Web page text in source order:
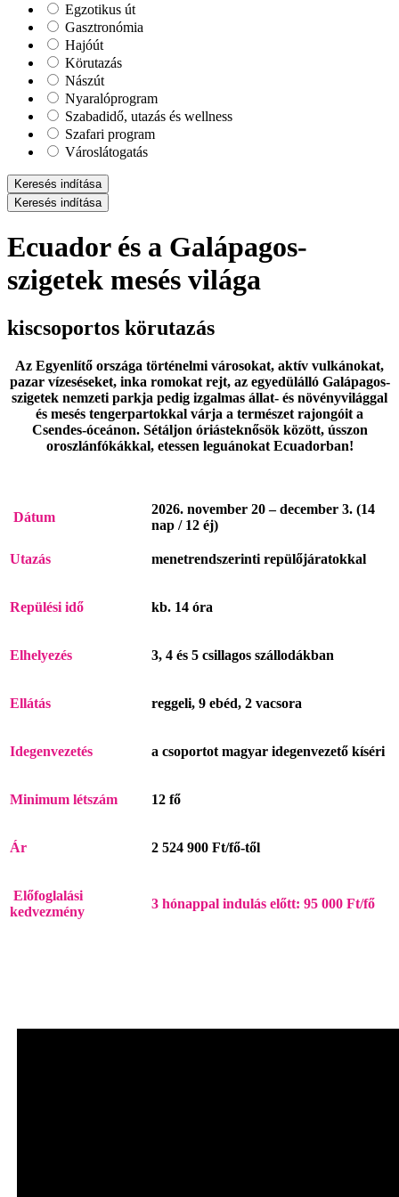
Egzotikus út
Gasztronómia
Hajóút
Körutazás
Nászút
Nyaralóprogram
Szabadidő, utazás és wellness
Szafari program
Városlátogatás
Keresés indítása
Keresés indítása
Ecuador és a Galápagos-
szigetek mesés világa
kiscsoportos körutazás
Az Egyenlítő országa történelmi városokat, aktív vulkánokat,
pazar vízeséseket, inka romokat rejt, az egyedülálló Galápagos-
szigetek nemzeti parkja pedig izgalmas állat- és növényvilággal
és mesés tengerpartokkal várja a természet rajongóit a
Csendes-óceánon. Sétáljon óriásteknősök között, ússzon
oroszlánfókákkal, etessen leguánokat Ecuadorban!
Dátum
2026. november 20 – december 3. (14
nap / 12 éj)
Utazás menetrendszerinti repülőjáratokkal
Repülési idő kb. 14 óra
Elhelyezés 3, 4 és 5 csillagos szállodákban
Ellátás reggeli, 9 ebéd, 2 vacsora
Idegenvezetés a csoportot magyar idegenvezető kíséri
Minimum létszám 12 fő
Ár 2 524 900 Ft/fő-től
Előfoglalási
kedvezmény
3 hónappal indulás előtt: 95 000 Ft/fő